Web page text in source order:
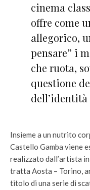
cinema
offre come
allegorico,
pensare” i
che ruota,
questione
Insieme a un nutrito
Castello Gamba viene
realizzato dall’artista
tratta Aosta – Torino,
titolo di una serie di